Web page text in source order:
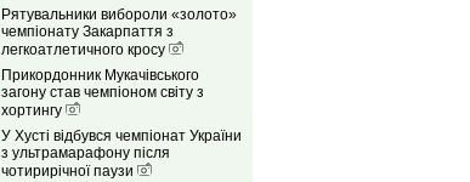
Рятувальники вибороли «золото»
чемпіонату Закарпаття з
легкоатлетичного кросу
Прикордонник Мукачівського
загону став чемпіоном світу з
хортингу
У Хусті відбувся чемпіонат України
з ультрамарафону після
чотирирічної паузи